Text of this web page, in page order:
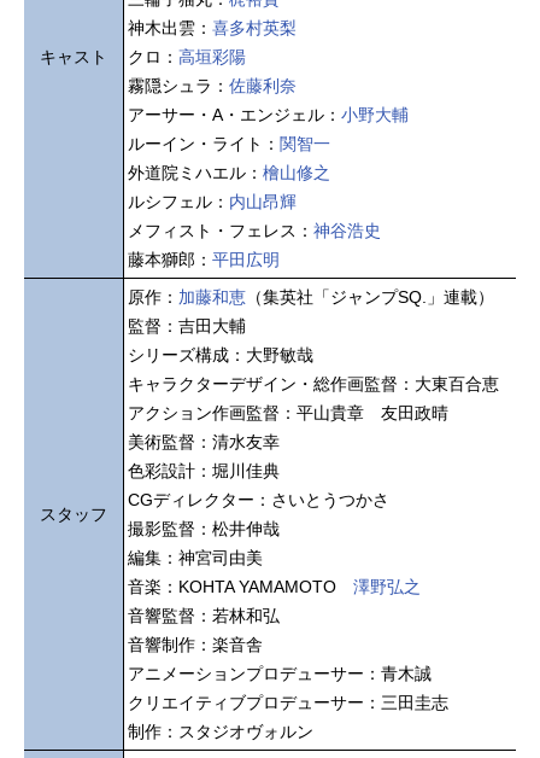
キャスト
神木出雲： 喜多村英梨
クロ： 高垣彩陽
霧隠シュラ： 佐藤利奈
アーサー・A・エンジェル： 小野大輔
ルーイン・ライト： 関智一
外道院ミハエル： 檜山修之
ルシフェル： 内山昂輝
メフィスト・フェレス： 神谷浩史
藤本獅郎： 平田広明
スタッフ
原作： 加藤和恵 （集英社「ジャンプSQ.」連載）
監督：吉田大輔
シリーズ構成：大野敏哉
キャラクターデザイン・総作画監督：大東百合恵
アクション作画監督：平山貴章 友田政晴
美術監督：清水友幸
色彩設計：堀川佳典
CGディレクター：さいとうつかさ
撮影監督：松井伸哉
編集：神宮司由美
音楽：KOHTA YAMAMOTO 澤野弘之
音響監督：若林和弘
音響制作：楽音舎
アニメーションプロデューサー：青木誠
クリエイティブプロデューサー：三田圭志
制作：スタジオヴォルン